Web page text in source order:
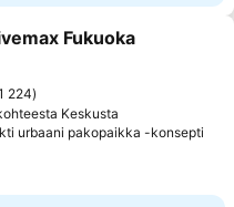
suosikkeihin
Fukuoka
224
Keskusta
urbaani pakopaikka -konsepti